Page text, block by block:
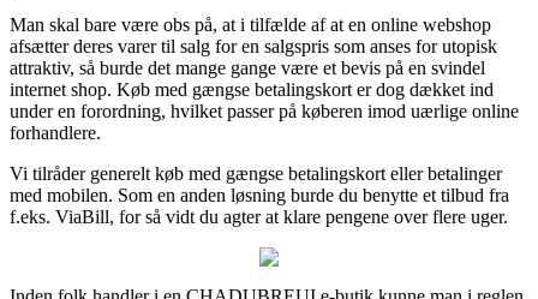
Man skal bare være obs på, at i tilfælde af at en online webshop
afsætter deres varer til salg for en salgspris som anses for utopisk
attraktiv, så burde det mange gange være et bevis på en svindel
internet shop. Køb med gængse betalingskort er dog dækket ind
under en forordning, hvilket passer på køberen imod uærlige online
forhandlere.
Vi tilråder generelt køb med gængse betalingskort eller betalinger
med mobilen. Som en anden løsning burde du benytte et tilbud fra
f.eks. ViaBill, for så vidt du agter at klare pengene over flere uger.